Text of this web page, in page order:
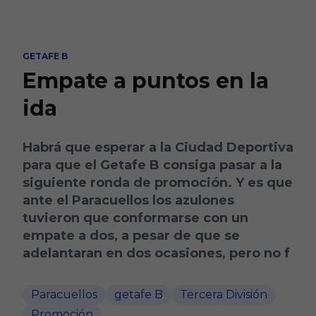
GETAFE B
Empate a puntos en la
ida
Habrá que esperar a la Ciudad Deportiva
para que el Getafe B consiga pasar a la
siguiente ronda de promoción. Y es que
ante el Paracuellos los azulones
tuvieron que conformarse con un
empate a dos, a pesar de que se
adelantaran en dos ocasiones, pero no f
Paracuellos getafe B
Tercera División